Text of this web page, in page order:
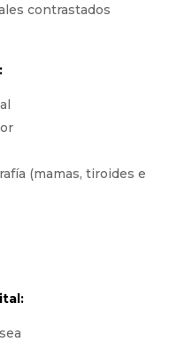
contrastados
(mamas, tiroides e